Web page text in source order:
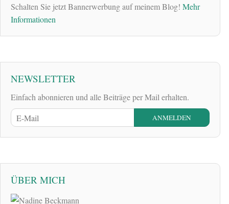
Schalten Sie jetzt Bannerwerbung auf meinem Blog! Mehr
Informationen
NEWSLETTER
Einfach abonnieren und alle Beiträge per Mail erhalten.
ÜBER MICH